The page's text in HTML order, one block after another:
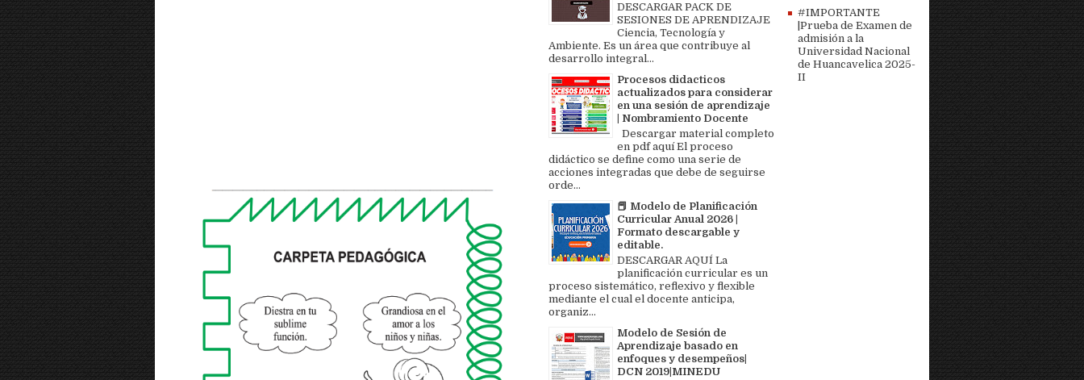
DESCARGAR PACK DE
SESIONES DE APRENDIZAJE
Ciencia, Tecnología y
Ambiente. Es un área que contribuye al
desarrollo integral...
Procesos didacticos
actualizados para considerar
en una sesión de aprendizaje
| Nombramiento Docente
Descargar material completo
en pdf aquí El proceso
didáctico se define como una serie de
acciones integradas que debe de seguirse
orde...
📕 Modelo de Planificación
Curricular Anual 2026 |
Formato descargable y
editable.
DESCARGAR AQUÍ La
planificación curricular es un
proceso sistemático, reflexivo y flexible
mediante el cual el docente anticipa,
organiz...
Modelo de Sesión de
Aprendizaje basado en
enfoques y desempeños|
DCN 2019|MINEDU
#IMPORTANTE
|Prueba de Examen de
admisión a la
Universidad Nacional
de Huancavelica 2025-
II